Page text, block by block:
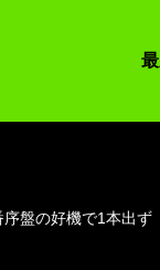
序盤の好機で1本出